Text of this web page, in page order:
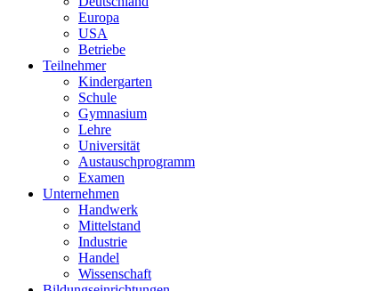
Europa
USA
Betriebe
Teilnehmer
Kindergarten
Schule
Gymnasium
Lehre
Universität
Austauschprogramm
Examen
Unternehmen
Handwerk
Mittelstand
Industrie
Handel
Wissenschaft